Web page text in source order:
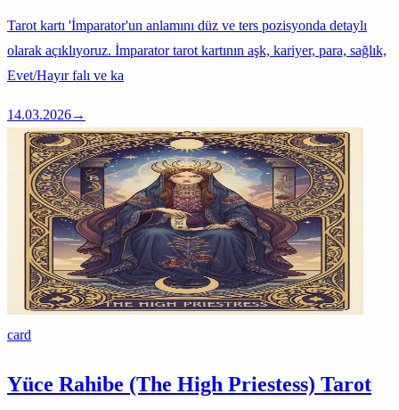
Tarot kartı 'İmparator'un anlamını düz ve ters pozisyonda detaylı
olarak açıklıyoruz. İmparator tarot kartının aşk, kariyer, para, sağlık,
Evet/Hayır falı ve ka
14.03.2026→
card
Yüce Rahibe (The High Priestess) Tarot